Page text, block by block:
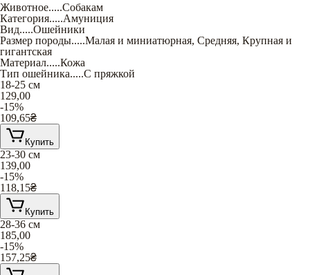
Животное.....Собакам
Категория.....Амуниция
Вид.....Ошейники
Размер породы.....Малая и миниатюрная, Средняя, Крупная и
гигантская
Материал.....Кожа
Тип ошейника.....С пряжкой
18-25 см
129,00
-15%
109,65₴
Купить
23-30 см
139,00
-15%
118,15₴
Купить
28-36 см
185,00
-15%
157,25₴